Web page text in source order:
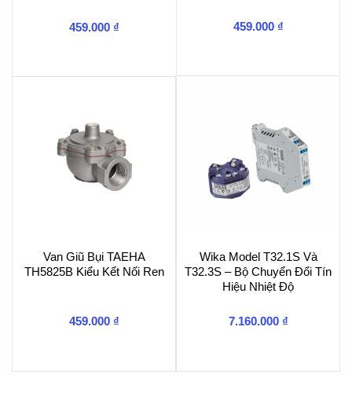
459.000 ₫ 459.000 ₫
Van Giũ Bụi TAEHA
TH5825B Kiểu Kết Nối Ren
459.000 ₫
Wika Model T32.1S Và
T32.3S – Bộ Chuyển Đổi Tín
Hiệu Nhiệt Độ
7.160.000 ₫